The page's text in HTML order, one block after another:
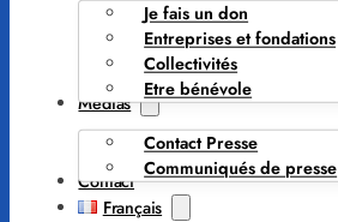
Je fais un don
Entreprises et fondations
Collectivités
Etre bénévole
Médias
Contact Presse
Communiqués de presse
Contact
Français